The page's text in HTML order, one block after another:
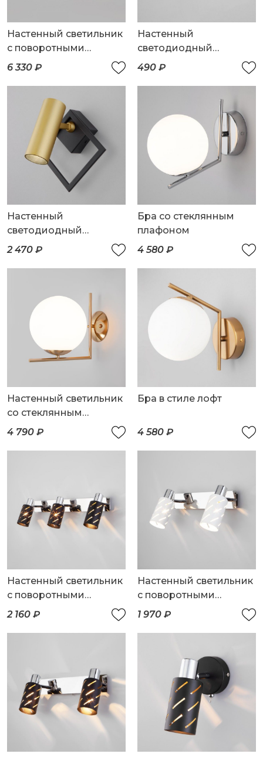
Настенный светильник
с поворотными
плафонами
6 330 ₽
Настенный
светодиодный
светильник
490 ₽
Настенный
светодиодный
светильник
2 470 ₽
Бра со стеклянным
плафоном
4 580 ₽
Настенный светильник
со стеклянным
плафоном
4 790 ₽
Бра в стиле лофт
4 580 ₽
Настенный светильник
с поворотными
плафонами
2 160 ₽
Настенный светильник
с поворотными
плафонами
1 970 ₽